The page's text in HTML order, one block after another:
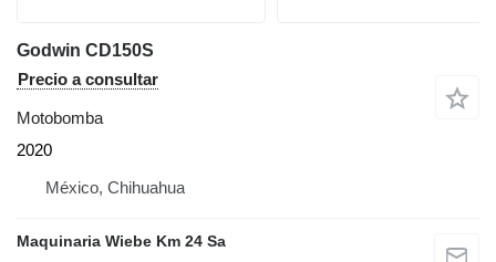
Godwin CD150S
Precio a consultar
Motobomba
2020
México, Chihuahua
Maquinaria Wiebe Km 24 Sa